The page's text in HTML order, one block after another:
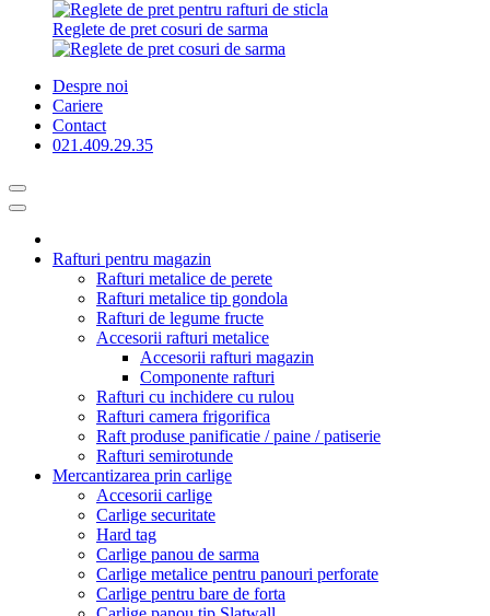
Reglete de pret cosuri de sarma
Despre noi
Cariere
Contact
021.409.29.35
Rafturi pentru magazin
Rafturi metalice de perete
Rafturi metalice tip gondola
Rafturi de legume fructe
Accesorii rafturi metalice
Accesorii rafturi magazin
Componente rafturi
Rafturi cu inchidere cu rulou
Rafturi camera frigorifica
Raft produse panificatie / paine / patiserie
Rafturi semirotunde
Mercantizarea prin carlige
Accesorii carlige
Carlige securitate
Hard tag
Carlige panou de sarma
Carlige metalice pentru panouri perforate
Carlige pentru bare de forta